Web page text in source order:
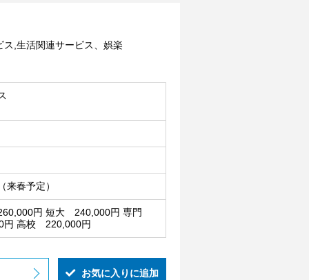
,生活関連サービス、娯楽
来春予定）
円 短大 240,000円 専門
円 高校 220,000円
お気に入りに追加